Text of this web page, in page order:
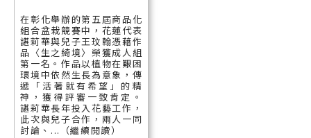
在彰化舉辦的第五屆商品化
組合盆栽競賽中，花蓮代表
諶莉華與兒子王玟翰憑藉作
品〈生之綺境〉榮獲成人組
第一名。作品以植物在艱困
環境中依然生長為意象，傳
遞「活著就有希望」的精
神，獲得評審一致肯定。
諶莉華長年投入花藝工作，
此次與兒子合作，兩人一同
討論、...（繼續閱讀）